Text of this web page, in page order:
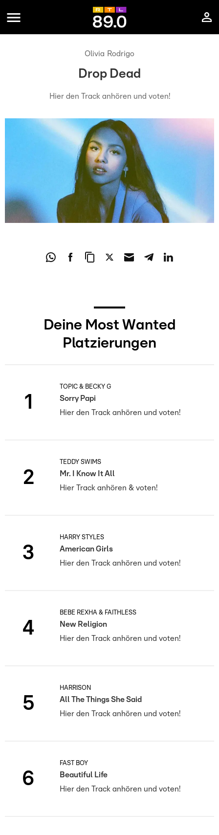
Olivia Rodrigo
Drop Dead
Hier den Track anhören und voten!
Deine Most Wanted
Platzierungen
1
TOPIC & BECKY G
Sorry Papi
Hier den Track anhören und voten!
2
TEDDY SWIMS
Mr. I Know It All
Hier Track anhören & voten!
3
HARRY STYLES
American Girls
Hier den Track anhören und voten!
4
BEBE REXHA & FAITHLESS
New Religion
Hier den Track anhören und voten!
5
HARRISON
All The Things She Said
Hier den Track anhören und voten!
6
FAST BOY
Beautiful Life
Hier den Track anhören und voten!